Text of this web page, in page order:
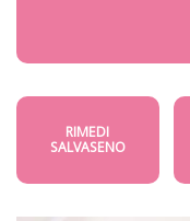
RIMEDI
SALVASENO